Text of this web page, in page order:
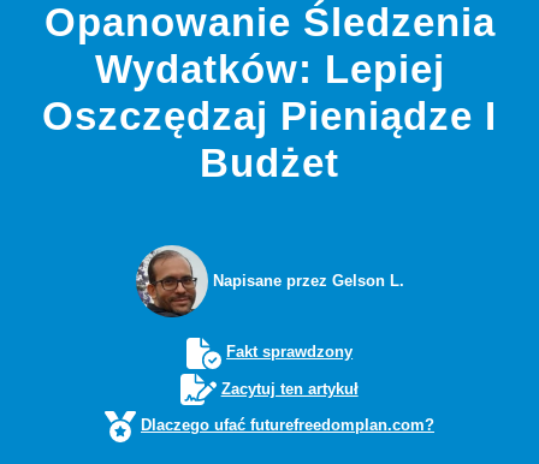
Opanowanie Śledzenia
Wydatków: Lepiej
Oszczędzaj Pieniądze I
Budżet
Napisane przez Gelson L.
Fakt sprawdzony
Zacytuj ten artykuł
Dlaczego ufać futurefreedomplan.com?